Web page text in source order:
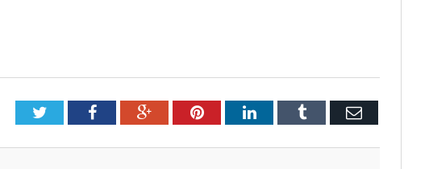
TwitterFacebookGoogle+PinterestLinkedInTumblr Email